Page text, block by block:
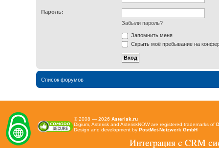
Пароль:
Забыли пароль?
Запомнить меня
Скрыть моё пребывание на
Список форумов
© 2008 — 2026 Asterisk.ru
Digium, Asterisk and AsteriskNOW are registered trademarks of
Design and development by PostMet-Netzwerk GmbH